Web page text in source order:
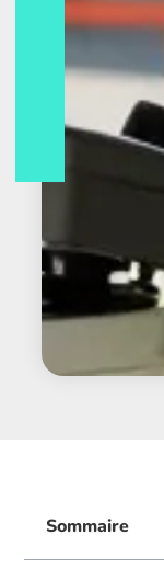
Sommaire